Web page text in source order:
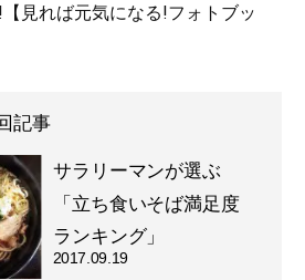
見れば元気になる!フォトブッ
記事
サラリーマンが選ぶ
「立ち食いそば満足度
ランキング」
2017.09.19